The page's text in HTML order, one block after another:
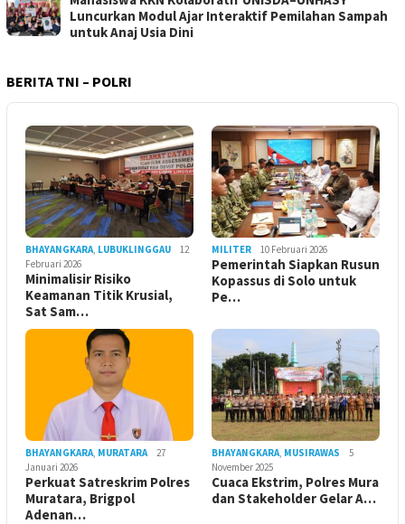
Luncurkan Modul Ajar Interaktif Pemilahan Sampah
untuk Anaj Usia Dini
BERITA TNI – POLRI
BHAYANGKARA LUBUKLINGGAU
12
Februari 2026
Minimalisir Risiko
Keamanan Titik Krusial,
Sat Sam…
MILITER 10 Februari 2026
Pemerintah Siapkan Rusun
Kopassus di Solo untuk
Pe…
BHAYANGKARA MURATARA
27
Januari 2026
Perkuat Satreskrim Polres
Muratara, Brigpol
Adenan…
BHAYANGKARA MUSIRAWAS
5
November 2025
Cuaca Ekstrim, Polres Mura
dan Stakeholder Gelar A…